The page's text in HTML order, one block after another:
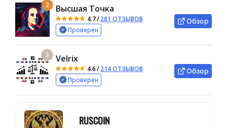
2 Высшая Точка
4.7/281 ОТЗЫВОВ
Проверен
Обзор
3 Velrix
4.6/214 ОТЗЫВОВ
Проверен
Обзор
RUSCOIN